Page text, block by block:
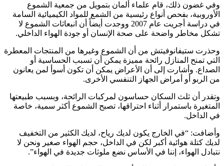
وفي غضون ذلك، قام علماء ألمان بتمويل من جمعية الشموع
الأوروبية، بفحص أنواع رئيسية من الشمع للمواد الكيميائية السامة
في دراسة أجريت عام 2007 ووجدت أيضاً أن انبعاثات الشموع لا
تشكل مخاطر واضحة على صحة الإنسان أو جودة الهواء الداخلي.
وحذرت ستيفانوفيتش من أن الشموع وغيرها من المنتجات المعطرة
التي تمنح المنازل رائحة مميزة يمكن أن تسبب الحساسية أو
الصداع. وأشارت إلى أن الأعراض يمكن أن تكون أسوأ لمن يعانون
من الربو أو أمراض الجهاز التنفسي الأخرى.
وتقدر أن ثلث السكان حساسون لمركبات الرائحة، وبسبب طبيعتها
المتغيرة باستمرار أثناء احتراقها، تصبح الشموع أكثر سمية، خاصة
في الداخل.
وأضافت: “في الخارج يكون لديك رياح، لديك الكثير من التخفيف
لديك كتلة هوائية أكبر لكن في الداخل، حجم الهواء صغير ونحن لا
نتبادل الهواء، إننا في الأساس نضع ملوثات جديدة في الهواء”.